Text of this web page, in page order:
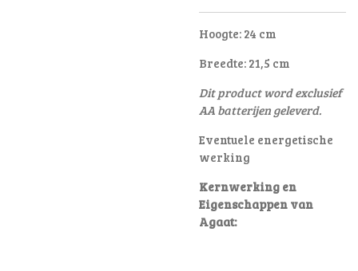
Hoogte: 24 cm
Breedte: 21,5 cm
Dit product word exclusief
AA batterijen geleverd.
Eventuele energetische
werking
Kernwerking en
Eigenschappen van
Agaat: